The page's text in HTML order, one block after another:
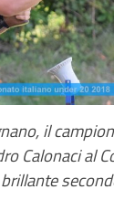
il
Calonaci al